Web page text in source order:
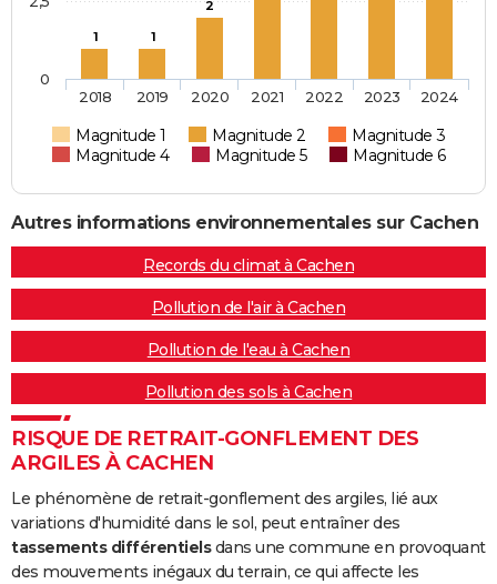
1 1
2
Magnitude 1 Magnitude 2
Magnitude 3
Magnitude 4
Magnitude 5 Magnitude 6
2018 2019 2020 2021 2022 2023 2024
0
Autres informations environnementales sur Cachen
Records du climat à Cachen
Pollution de l'air à Cachen
Pollution de l'eau à Cachen
Pollution des sols à Cachen
RISQUE DE RETRAIT-GONFLEMENT DES
ARGILES À CACHEN
Le phénomène de retrait-gonflement des argiles, lié aux
variations d'humidité dans le sol, peut entraîner des
tassements différentielsdans une commune en provoquant
des mouvements inégaux du terrain, ce qui affecte les